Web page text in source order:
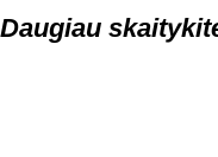
Daugiau